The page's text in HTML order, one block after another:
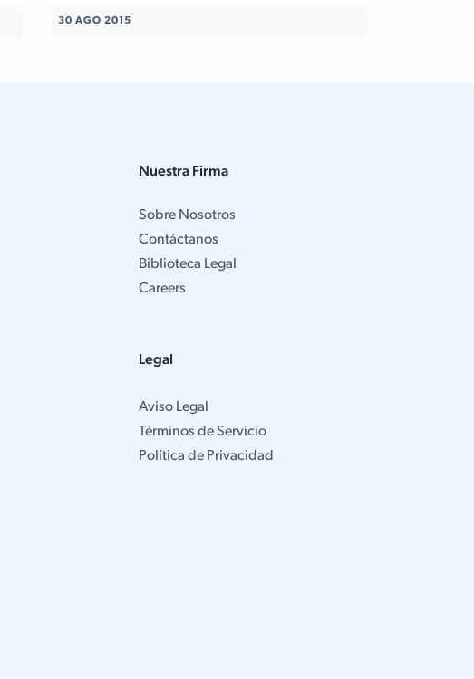
30 AGO 2015
Nuestra Firma
Sobre Nosotros
Contáctanos
Biblioteca Legal
Careers
Legal
Aviso Legal
Términos de Servicio
Política de Privacidad